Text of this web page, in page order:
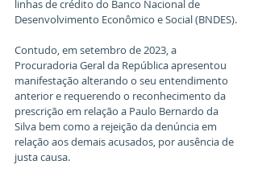
linhas de crédito do Banco Nacional de
Desenvolvimento Econômico e Social (BNDES).
Contudo, em setembro de 2023, a
Procuradoria Geral da República apresentou
manifestação alterando o seu entendimento
anterior e requerendo o reconhecimento da
prescrição em relação a Paulo Bernardo da
Silva bem como a rejeição da denúncia em
relação aos demais acusados, por ausência de
justa causa.